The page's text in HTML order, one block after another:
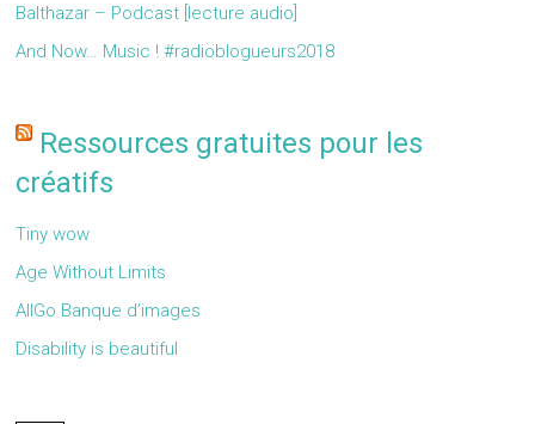
Balthazar – Podcast [lecture audio]
And Now… Music ! #radioblogueurs2018
Ressources gratuites pour les
créatifs
Tiny wow
Age Without Limits
AllGo Banque d’images
Disability is beautiful